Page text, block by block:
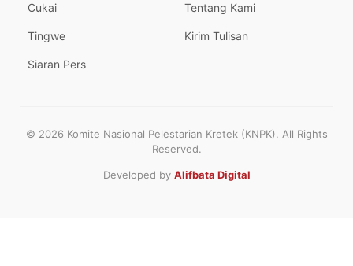
Cukai
Tingwe
Siaran Pers
Tentang Kami
Kirim Tulisan
© 2026 Komite Nasional Pelestarian Kretek (KNPK). All Rights
Reserved.
Developed by Alifbata Digital